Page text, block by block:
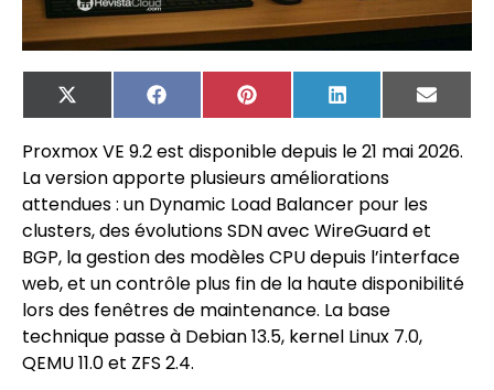
X
(Twitter)
FacebookPinterest LinkedIn
Email
Proxmox VE 9.2 est disponible depuis le 21 mai 2026.
La version apporte plusieurs améliorations
attendues : un Dynamic Load Balancer pour les
clusters, des évolutions SDN avec WireGuard et
BGP, la gestion des modèles CPU depuis l’interface
web, et un contrôle plus fin de la haute disponibilité
lors des fenêtres de maintenance. La base
technique passe à Debian 13.5, kernel Linux 7.0,
QEMU 11.0 et ZFS 2.4.